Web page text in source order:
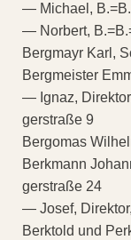
— Michael,
— Norbert,
Bergmayr Karl,
Bergmeister
— Ignaz,
gerstraße 9
Bergomas
Berkmann
gerstraße 24
— Josef,
Berktold und